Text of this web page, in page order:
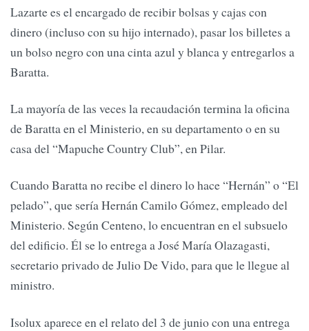
Lazarte es el encargado de recibir bolsas y cajas con
dinero (incluso con su hijo internado), pasar los billetes a
un bolso negro con una cinta azul y blanca y entregarlos a
Baratta.
La mayoría de las veces la recaudación termina la oficina
de Baratta en el Ministerio, en su departamento o en su
casa del “Mapuche Country Club”, en Pilar.
Cuando Baratta no recibe el dinero lo hace “Hernán” o “El
pelado”, que sería Hernán Camilo Gómez, empleado del
Ministerio. Según Centeno, lo encuentran en el subsuelo
del edificio. Él se lo entrega a José María Olazagasti,
secretario privado de Julio De Vido, para que le llegue al
ministro.
Isolux aparece en el relato del 3 de junio con una entrega